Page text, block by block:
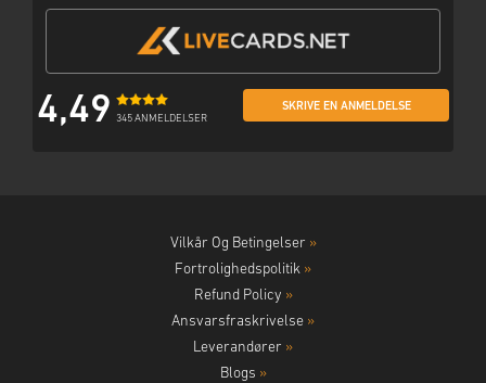
4,49 345 ANMELDELSER
SKRIVE EN ANMELDELSE
Vilkår Og Betingelser »
Fortrolighedspolitik »
Refund Policy »
Ansvarsfraskrivelse »
Leverandører »
Blogs »